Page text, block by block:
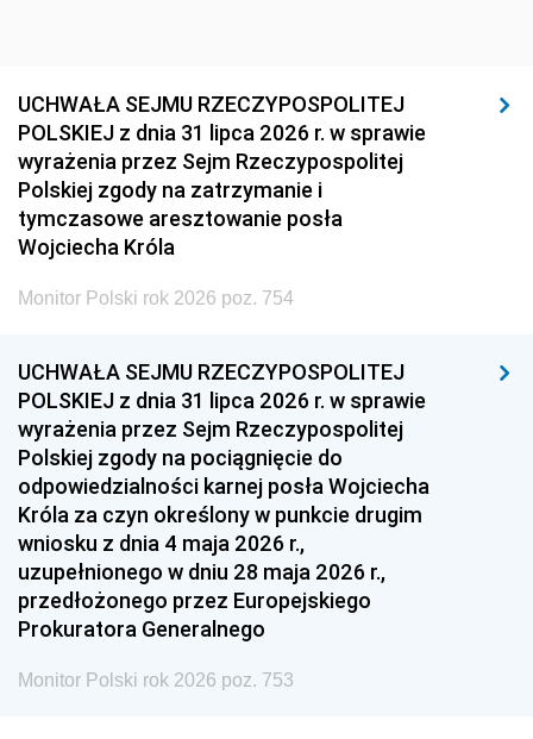
UCHWAŁA SEJMU RZECZYPOSPOLITEJ
POLSKIEJ z dnia 31 lipca 2026 r. w sprawie
wyrażenia przez Sejm Rzeczypospolitej
Polskiej zgody na zatrzymanie i
tymczasowe aresztowanie posła
Wojciecha Króla
Monitor Polski rok 2026 poz. 754
UCHWAŁA SEJMU RZECZYPOSPOLITEJ
POLSKIEJ z dnia 31 lipca 2026 r. w sprawie
wyrażenia przez Sejm Rzeczypospolitej
Polskiej zgody na pociągnięcie do
odpowiedzialności karnej posła Wojciecha
Króla za czyn określony w punkcie drugim
wniosku z dnia 4 maja 2026 r.,
uzupełnionego w dniu 28 maja 2026 r.,
przedłożonego przez Europejskiego
Prokuratora Generalnego
Monitor Polski rok 2026 poz. 753